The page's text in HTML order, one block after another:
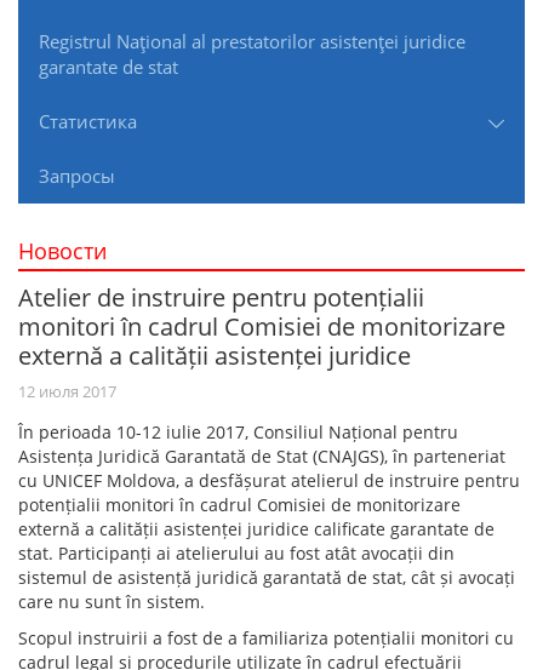
Registrul Naţional al prestatorilor asistenţei juridice
garantate de stat
Статистика
Запросы
Новости
Atelier de instruire pentru potențialii
monitori în cadrul Comisiei de monitorizare
externă a calității asistenței juridice
12 июля 2017
În perioada 10-12 iulie 2017, Consiliul Național pentru
Asistența Juridică Garantată de Stat (CNAJGS), în parteneriat
cu UNICEF Moldova, a desfășurat atelierul de instruire pentru
potențialii monitori în cadrul Comisiei de monitorizare
externă a calității asistenței juridice calificate garantate de
stat. Participanți ai atelierului au fost atât avocații din
sistemul de asistență juridică garantată de stat, cât și avocați
care nu sunt în sistem.
Scopul instruirii a fost de a familiariza potențialii monitori cu
cadrul legal și procedurile utilizate în cadrul efectuării